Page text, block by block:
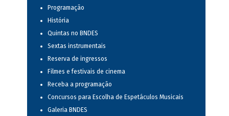
Programação
História
Quintas no BNDES
Sextas instrumentais
Reserva de ingressos
Filmes e festivais de cinema
Receba a programação
Concursos para Escolha de Espetáculos Musicais
Galeria BNDES